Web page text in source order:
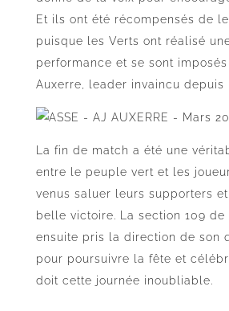
Et ils ont été récompensés de
puisque les Verts ont réalisé
performance et se sont imposés
Auxerre, leader invaincu depuis
La fin de match a été une
entre le peuple vert et les
venus saluer leurs supporters
belle victoire. La section 109 de
ensuite pris la direction de son
pour poursuivre la fête et
doit cette journée inoubliable.